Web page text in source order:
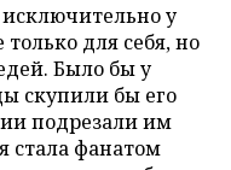
у
для себя, но
Было бы у
скупили бы его
подрезали им
стала фанатом